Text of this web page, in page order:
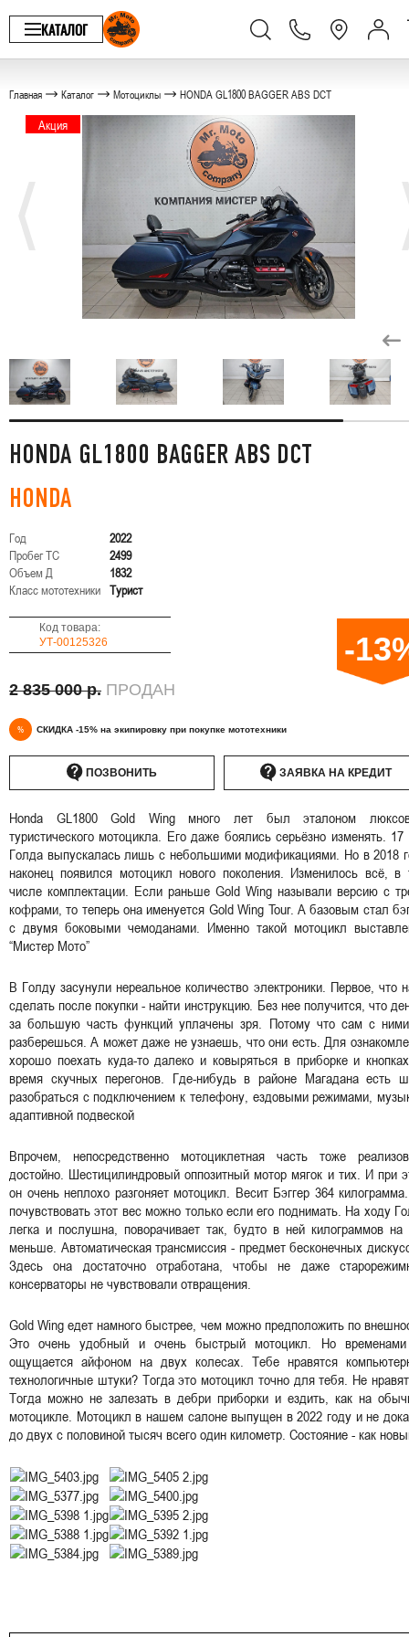
КАТАЛОГ
Главная Каталог Мотоциклы HONDA GL1800 BAGGER ABS DCT
Акция
HONDA GL1800 BAGGER ABS DCT
HONDA
Год
2022
Пробег ТС
2499
Объем Д
1832
Класс мототехники Турист
Код товара:
УТ-00125326
-
2 835 000 р. ПРОДАН
% СКИДКА -15% на экипировку при покупке мототехники
ПОЗВОНИТЬ ЗАЯВКА НА КРЕДИТ
Honda GL1800 Gold Wing много лет был эталоном
туристического мотоцикла. Его даже боялись серьёзно изменять. 17
Голда выпускалась лишь с небольшими модификациями. Но в 2018
наконец появился мотоцикл нового поколения. Изменилось всё, в
числе комплектации. Если раньше Gold Wing называли версию с
кофрами, то теперь она именуется Gold Wing Tour. А базовым стал
с двумя боковыми чемоданами. Именно такой мотоцикл
“Мистер Мото”
В Голду засунули нереальное количество электроники. Первое, что
сделать после покупки - найти инструкцию. Без нее получится, что
за большую часть функций уплачены зря. Потому что сам с
разберешься. А может даже не узнаешь, что они есть. Для
хорошо поехать куда-то далеко и ковыряться в приборке и
время скучных перегонов. Где-нибудь в районе Магадана есть
разобраться с подключением к телефону, ездовыми режимами,
адаптивной подвеской
Впрочем, непосредственно мотоциклетная часть тоже
достойно. Шестицилиндровый оппозитный мотор мягок и тих. И при
он очень неплохо разгоняет мотоцикл. Весит Бэггер 364
почувствовать этот вес можно только если его поднимать. На ходу
легка и послушна, поворачивает так, будто в ней килограммов на
меньше. Автоматическая трансмиссия - предмет бесконечных
Здесь она достаточно отработана, чтобы не даже
консерваторы не чувствовали отвращения.
Gold Wing едет намного быстрее, чем можно предположить по
Это очень удобный и очень быстрый мотоцикл. Но
ощущается айфоном на двух колесах. Тебе нравятся
технологичные штуки? Тогда это мотоцикл точно для тебя. Не
Тогда можно не залезать в дебри приборки и ездить, как на
мотоцикле. Мотоцикл в нашем салоне выпущен в 2022 году и не
до двух с половиной тысяч всего один километр. Состояние - как